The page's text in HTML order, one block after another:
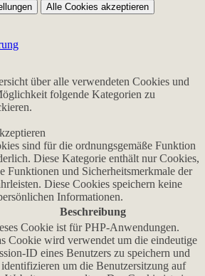
Alle Cookies akzeptieren
über alle verwendeten Cookies und
folgende Kategorien zu
sind für die ordnungsgemäße Funktion
Diese Kategorie enthält nur Cookies,
Funktionen und Sicherheitsmerkmale der
Diese Cookies speichern keine
Informationen.
Beschreibung
Cookie ist für PHP-Anwendungen.
Cookie wird verwendet um die eindeutige
ID eines Benutzers zu speichern und
um die Benutzersitzung auf